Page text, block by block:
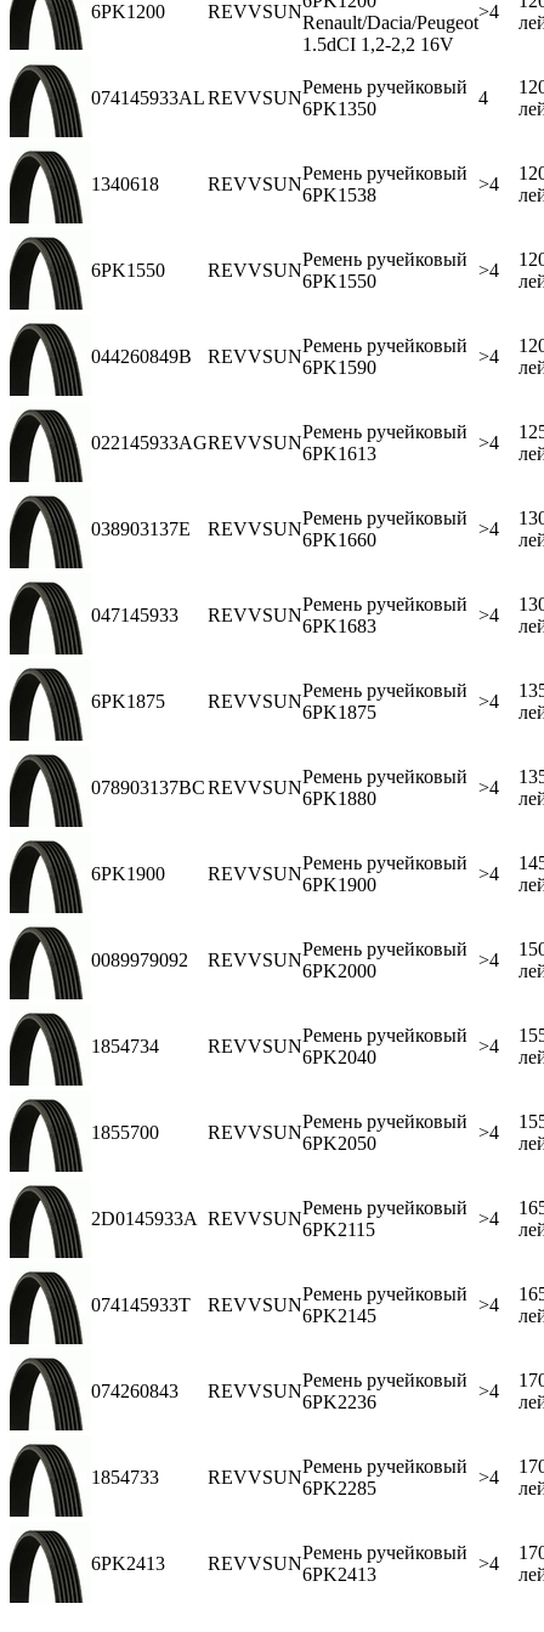
6PK1200 REVVSUN
Renault/Dacia/Peugeot
1.5dCI 1,2-2,2 16V
>4
074145933ALREVVSUN
Ремень ручейковый
6PK1350
4
1340618 REVVSUN
Ремень ручейковый
6PK1538
>4
6PK1550 REVVSUN
Ремень ручейковый
6PK1550
>4
044260849B REVVSUN
Ремень ручейковый
6PK1590
>4
022145933AGREVVSUN
Ремень ручейковый
6PK1613
>4
038903137E REVVSUN
Ремень ручейковый
6PK1660
>4
047145933 REVVSUN
Ремень ручейковый
6PK1683
>4
6PK1875 REVVSUN
Ремень ручейковый
6PK1875
>4
078903137BCREVVSUN
Ремень ручейковый
6PK1880
>4
6PK1900 REVVSUN
Ремень ручейковый
6PK1900
>4
0089979092 REVVSUN
Ремень ручейковый
6PK2000
>4
1854734 REVVSUN
Ремень ручейковый
6PK2040
>4
1855700 REVVSUN
Ремень ручейковый
6PK2050
>4
2D0145933A REVVSUN
Ремень ручейковый
6PK2115
>4
074145933T REVVSUN
Ремень ручейковый
6PK2145
>4
074260843 REVVSUN
Ремень ручейковый
6PK2236
>4
1854733 REVVSUN
Ремень ручейковый
6PK2285
>4
6PK2413 REVVSUN
Ремень ручейковый
6PK2413
>4